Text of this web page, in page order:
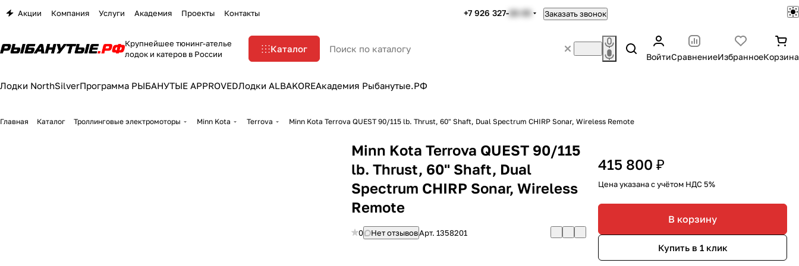
Акции Компания Услуги Академия Проекты Контакты +7 926 327-22-33 Заказать звонок
Крупнейшее тюнинг-ателье
лодок и катеров в России
Каталог
ВойтиСравнениеИзбранноеКорзина
Лодки NorthSilverПрограмма РЫБАНУТЫЕ APPROVEDЛодки ALBAKOREАкадемия Рыбанутые.РФ
Главная Каталог Троллинговые электромоторы Minn Kota Terrova Minn Kota Terrova QUEST 90/115 lb. Thrust, 60" Shaft, Dual Spectrum CHIRP Sonar, Wireless Remote
Minn Kota Terrova QUEST 90/115
lb. Thrust, 60" Shaft, Dual
Spectrum CHIRP Sonar, Wireless
Remote
0 Нет отзывовАрт.1358201
415 800 ₽
Цена указана с учётом НДС 5%
В корзину
Купить в 1 клик